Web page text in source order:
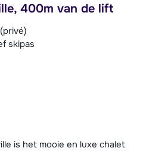
400m van de lift
skipas
is het mooie en luxe chalet